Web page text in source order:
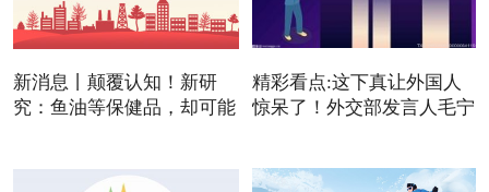
新消息丨颠覆认知！新研
究：鱼油等保健品，却可能
精彩看点:这下真让外国人
惊呆了！外交部发言人毛宁